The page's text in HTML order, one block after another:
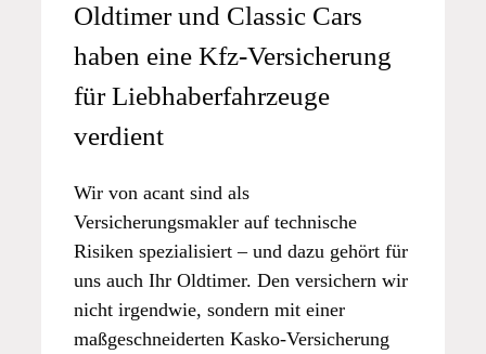
Oldtimer und Classic Cars
haben eine Kfz-Versicherung
für Liebhaberfahrzeuge
verdient
Wir von acant sind als
Versicherungsmakler auf technische
Risiken spezialisiert – und dazu gehört für
uns auch Ihr Oldtimer. Den versichern wir
nicht irgendwie, sondern mit einer
maßgeschneiderten Kasko-Versicherung